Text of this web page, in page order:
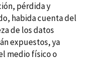
pérdida y
habida cuenta del
de los datos
expuestos, ya
medio físico o